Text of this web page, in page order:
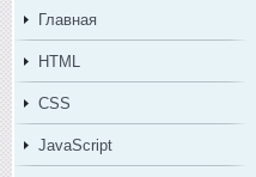
Главная
HTML
CSS
JavaScript